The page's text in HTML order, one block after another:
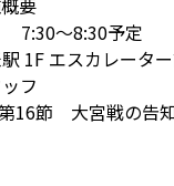
要
～8:30予定
1F エスカレーター
フ
節 大宮戦の告知